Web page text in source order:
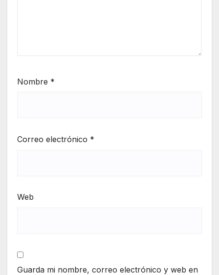
Nombre *
Correo electrónico *
Web
Guarda mi nombre, correo electrónico y web en